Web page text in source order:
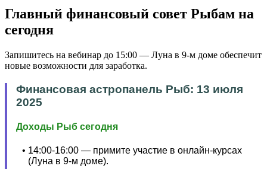
Главный финансовый совет Рыбам на
сегодня
Запишитесь на вебинар до 15:00 — Луна в 9-м доме обеспечит
новые возможности для заработка.
Финансовая астропанель Рыб: 13 июля
2025
Доходы Рыб сегодня
14:00-16:00 — примите участие в онлайн-курсах
(Луна в 9-м доме).